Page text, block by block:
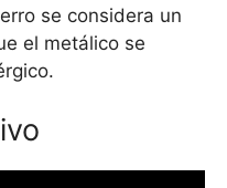
se considera un
el metálico se